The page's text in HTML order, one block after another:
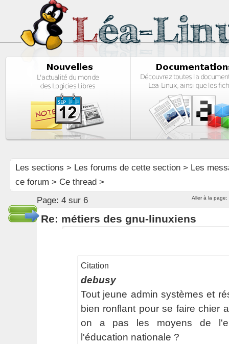
Les sections > Les forums de cette section> Les
ce forum > Ce thread >
Aller à la page:
Page: 4 sur 6
Re: métiers des gnu-linuxiens
Citation
debusy
Tout jeune admin systèmes et
bien ronflant pour se faire chier
on a pas les moyens de
l'éducation nationale ?